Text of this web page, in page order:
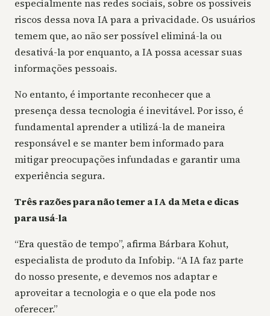
especialmente nas redes sociais, sobre os possíveis
riscos dessa nova IA para a privacidade. Os usuários
temem que, ao não ser possível eliminá-la ou
desativá-la por enquanto, a IA possa acessar suas
informações pessoais.
No entanto, é importante reconhecer que a
presença dessa tecnologia é inevitável. Por isso, é
fundamental aprender a utilizá-la de maneira
responsável e se manter bem informado para
mitigar preocupações infundadas e garantir uma
experiência segura.
Três razões para não temer a IA da Meta e dicas
para usá-la
“Era questão de tempo”, afirma Bárbara Kohut,
especialista de produto da Infobip. “A IA faz parte
do nosso presente, e devemos nos adaptar e
aproveitar a tecnologia e o que ela pode nos
oferecer.”